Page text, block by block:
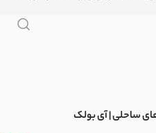
ساحلی | آی بولک